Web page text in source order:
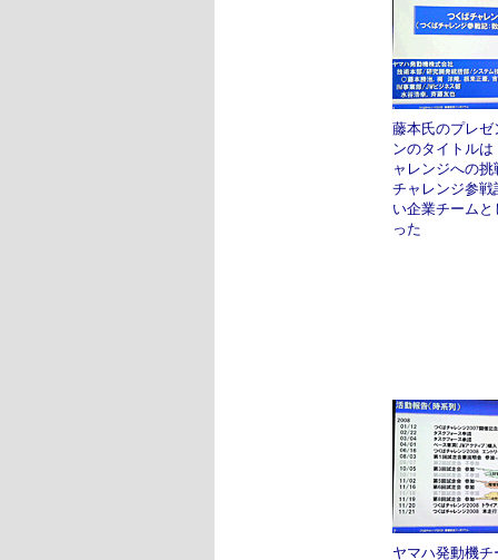
藤本氏のプレゼ
ンのタイトル
ャレンジへの挑
チャレンジ参戦
い企業チームと
った
ヤマハ発動機